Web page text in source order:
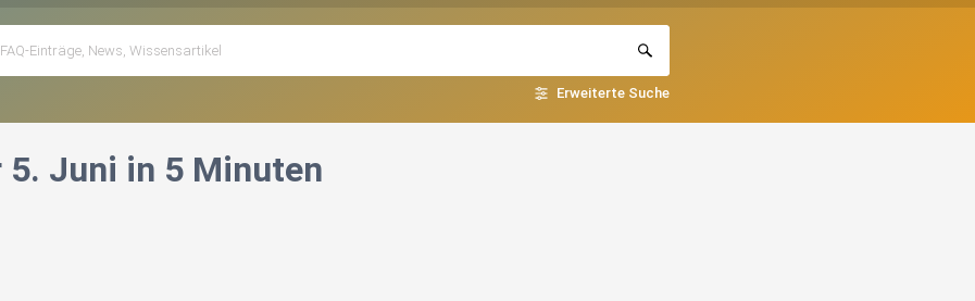
Erweiterte Suche
5. Juni in 5 Minuten